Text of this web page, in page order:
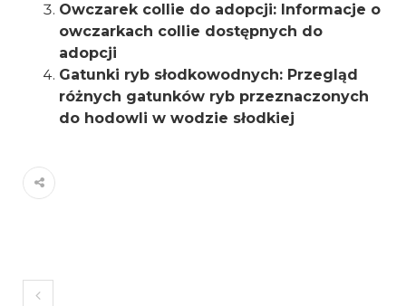
Owczarek collie do adopcji: Informacje o
owczarkach collie dostępnych do
adopcji
Gatunki ryb słodkowodnych: Przegląd
różnych gatunków ryb przeznaczonych
do hodowli w wodzie słodkiej